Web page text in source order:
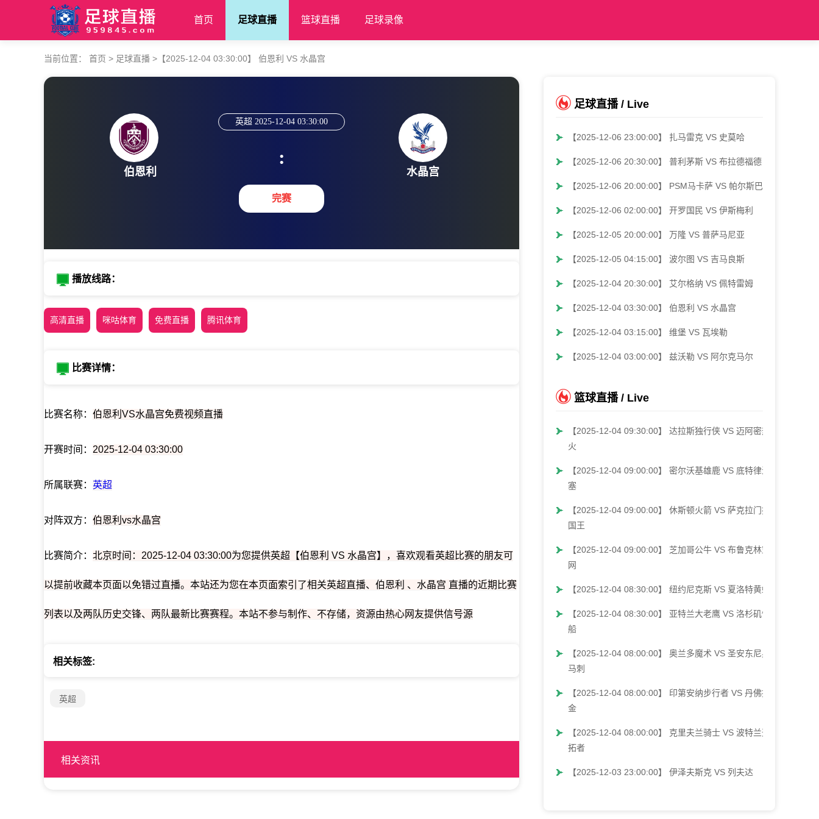
首页 足球直播 篮球直播 足球录像
当前位置： 首页 > 足球直播 > 【2025-12-04 03:30:00】 伯恩利 VS 水晶宫
伯恩利
英超 2025-12-04 03:30:00
:
完赛
水晶宫
播放线路：
高清直播 咪咕体育 免费直播 腾讯体育
比赛详情：
比赛名称： 伯恩利VS水晶宫免费视频直播
开赛时间： 2025-12-04 03:30:00
所属联赛： 英超
对阵双方： 伯恩利vs水晶宫
比赛简介： 北京时间：2025-12-04 03:30:00为您提供英超【伯恩利 VS 水晶宫】，喜欢观看英超比赛的朋友可
以提前收藏本页面以免错过直播。本站还为您在本页面索引了相关英超直播、伯恩利 、水晶宫 直播的近期比赛
列表以及两队历史交锋、两队最新比赛赛程。本站不参与制作、不存储，资源由热心网友提供信号源
相关标签:
英超
相关资讯
足球直播 / Live
【2025-12-06 23:00:00】 扎马雷克 VS 史莫哈
【2025-12-06 20:30:00】 普利茅斯 VS 布拉德福德
【2025-12-06 20:00:00】 PSM马卡萨 VS 帕尔斯巴亚
【2025-12-06 02:00:00】 开罗国民 VS 伊斯梅利
【2025-12-05 20:00:00】 万隆 VS 普萨马尼亚
【2025-12-05 04:15:00】 波尔图 VS 吉马良斯
【2025-12-04 20:30:00】 艾尔格纳 VS 佩特雷姆
【2025-12-04 03:30:00】 伯恩利 VS 水晶宫
【2025-12-04 03:15:00】 维堡 VS 瓦埃勒
【2025-12-04 03:00:00】 兹沃勒 VS 阿尔克马尔
篮球直播 / Live
【2025-12-04 09:30:00】 达拉斯独行侠 VS 迈阿密热
火
【2025-12-04 09:00:00】 密尔沃基雄鹿 VS 底特律活
塞
【2025-12-04 09:00:00】 休斯顿火箭 VS 萨克拉门托
国王
【2025-12-04 09:00:00】 芝加哥公牛 VS 布鲁克林篮
网
【2025-12-04 08:30:00】 纽约尼克斯 VS 夏洛特黄蜂
【2025-12-04 08:30:00】 亚特兰大老鹰 VS 洛杉矶快
船
【2025-12-04 08:00:00】 奥兰多魔术 VS 圣安东尼奥
马刺
【2025-12-04 08:00:00】 印第安纳步行者 VS 丹佛掘
金
【2025-12-04 08:00:00】 克里夫兰骑士 VS 波特兰开
拓者
【2025-12-03 23:00:00】 伊泽夫斯克 VS 列夫达